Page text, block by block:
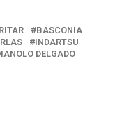
BASCONIA
INDARTSU
DELGADO